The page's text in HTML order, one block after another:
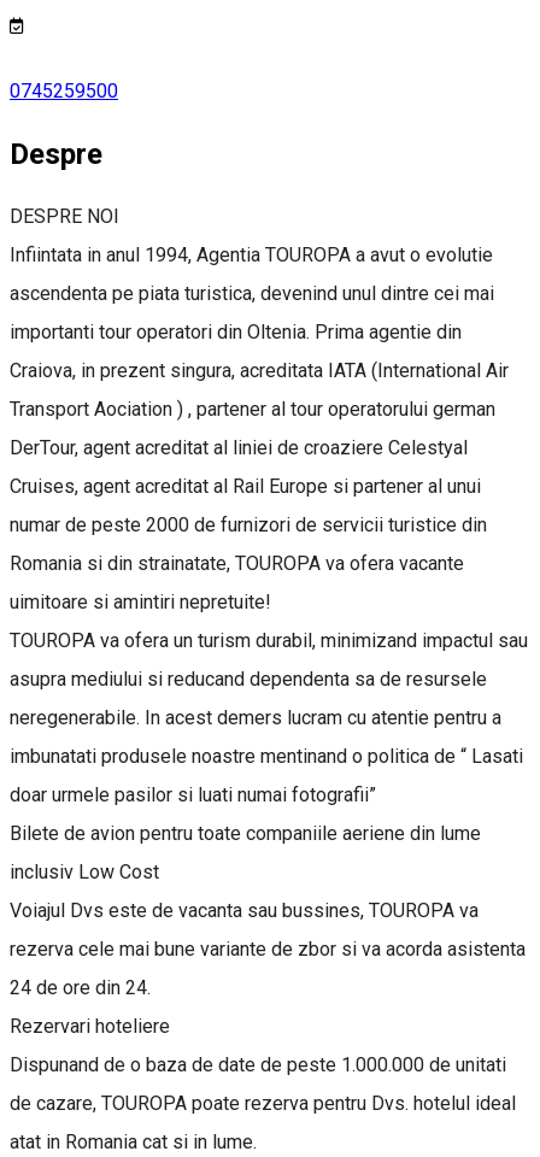
0745259500
Despre
DESPRE NOI
Infiintata in anul 1994, Agentia TOUROPA a avut o evolutie
ascendenta pe piata turistica, devenind unul dintre cei mai
importanti tour operatori din Oltenia. Prima agentie din
Craiova, in prezent singura, acreditata IATA (International Air
Transport Aociation ) , partener al tour operatorului german
DerTour, agent acreditat al liniei de croaziere Celestyal
Cruises, agent acreditat al Rail Europe si partener al unui
numar de peste 2000 de furnizori de servicii turistice din
Romania si din strainatate, TOUROPA va ofera vacante
uimitoare si amintiri nepretuite!
TOUROPA va ofera un turism durabil, minimizand impactul sau
asupra mediului si reducand dependenta sa de resursele
neregenerabile. In acest demers lucram cu atentie pentru a
imbunatati produsele noastre mentinand o politica de “ Lasati
doar urmele pasilor si luati numai fotografii”
Bilete de avion pentru toate companiile aeriene din lume
inclusiv Low Cost
Voiajul Dvs este de vacanta sau bussines, TOUROPA va
rezerva cele mai bune variante de zbor si va acorda asistenta
24 de ore din 24.
Rezervari hoteliere
Dispunand de o baza de date de peste 1.000.000 de unitati
de cazare, TOUROPA poate rezerva pentru Dvs. hotelul ideal
atat in Romania cat si in lume.